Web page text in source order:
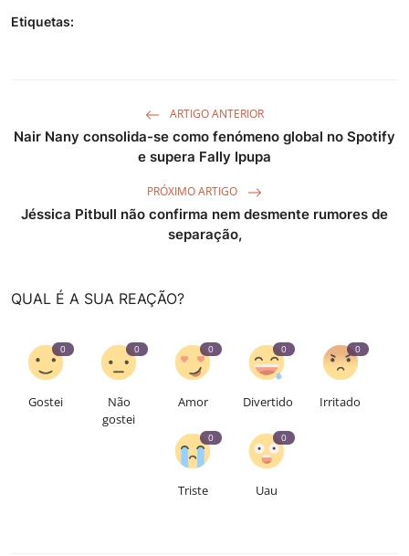
Etiquetas:
ARTIGO ANTERIOR
Nair Nany consolida-se como fenómeno global no Spotify
e supera Fally Ipupa
PRÓXIMO ARTIGO
Jéssica Pitbull não confirma nem desmente rumores de
separação,
QUAL É A SUA REAÇÃO?
0
Gostei
0
Não
gostei
0
Amor
0
Divertido
0
Irritado
0
Triste
0
Uau